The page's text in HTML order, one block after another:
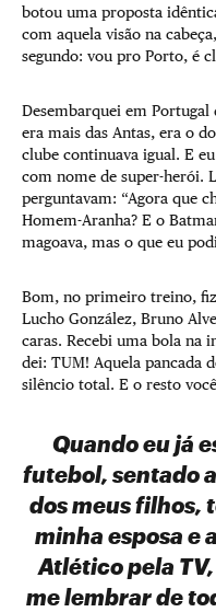
botou uma proposta
com aquela visão na
segundo: vou pro Porto, é
Desembarquei em Portugal
era mais das Antas, era o
clube continuava igual. E
com nome de super-herói.
perguntavam: “Agora que
Homem-Aranha? E o
magoava, mas o que eu
Bom, no primeiro treino,
Lucho González, Bruno
caras. Recebi uma bola na
dei: TUM! Aquela pancada
silêncio total. E o resto
Quando eu já
futebol, sentado
dos meus filhos,
minha esposa e
Atlético pela
me lembrar de